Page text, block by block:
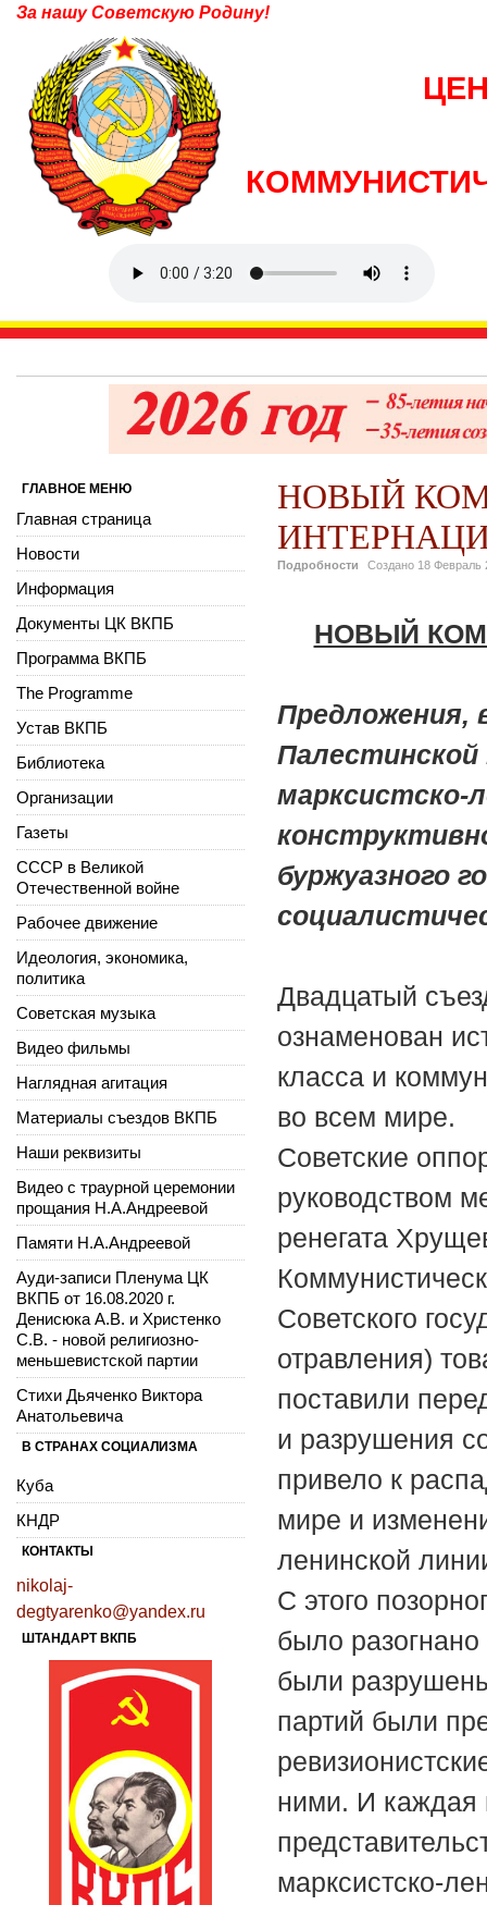
За нашу Советскую Родину!
НОВЫЙ
Подробности Создано 18 Февраль
НОВЫЙ
Предложения,
марксистско-
буржуазного
Двадцатый
ознаменован
класса и
во всем мире.
Советские
руководством
ренегата
Советского
отравления)
поставили
и разрушения
привело к
мире и
ленинской
С этого
было разогнано
были
партий были
ними. И каждая
марксистско-
ГЛАВНОЕ МЕНЮ
Главная страница
Новости
Информация
Документы ЦК ВКПБ
Программа ВКПБ
The Programme
Устав ВКПБ
Библиотека
Организации
Газеты
СССР в Великой
Отечественной войне
Рабочее движение
Идеология, экономика,
политика
Советская музыка
Видео фильмы
Наглядная агитация
Материалы съездов ВКПБ
Наши реквизиты
Видео с траурной церемонии
прощания Н.А.Андреевой
Памяти Н.А.Андреевой
Ауди-записи Пленума ЦК
ВКПБ от 16.08.2020 г.
Денисюка А.В. и Христенко
С.В. - новой религиозно-
меньшевистской партии
Стихи Дьяченко Виктора
Анатольевича
В СТРАНАХ СОЦИАЛИЗМА
Куба
КНДР
КОНТАКТЫ
nikolaj-
degtyarenko@yandex.ru
ШТАНДАРТ ВКПБ